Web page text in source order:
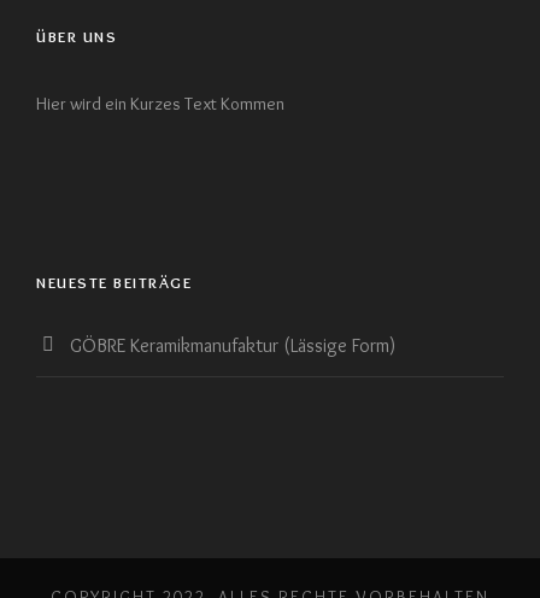
ÜBER UNS
Hier wird ein Kurzes Text Kommen
NEUESTE BEITRÄGE
GÖBRE Keramikmanufaktur (Lässige Form)